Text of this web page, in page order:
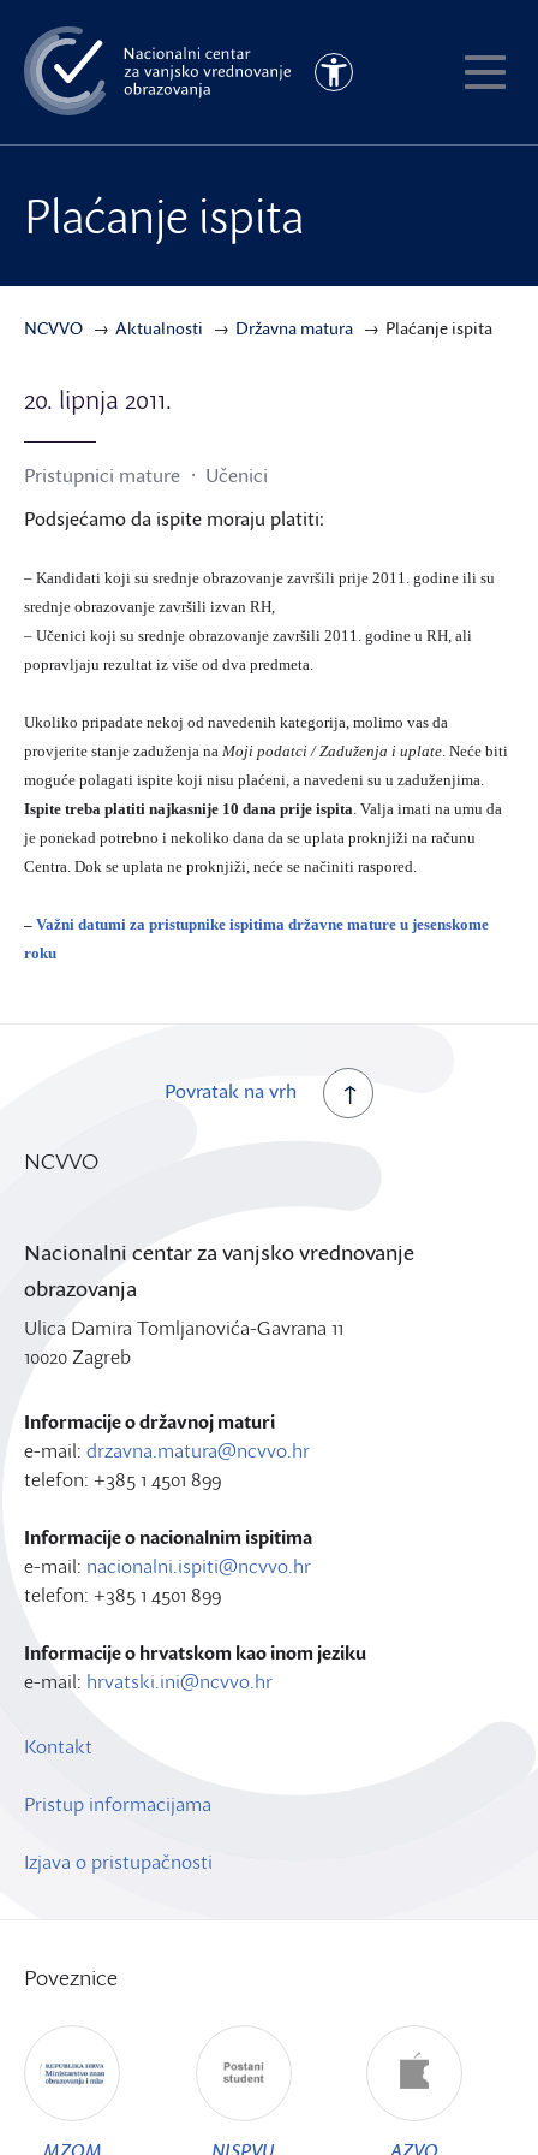
na
glavni
sadržaj
Pristupačnost
Plaćanje ispita
NCVVO Aktualnosti Državna matura Plaćanje ispita
20. lipnja 2011.
Pristupnici mature
Učenici
Podsjećamo da ispite moraju platiti:
– Kandidati koji su srednje obrazovanje završili prije 2011. godine ili su
srednje obrazovanje završili izvan RH,
– Učenici koji su srednje obrazovanje završili 2011. godine u RH, ali
popravljaju rezultat iz više od dva predmeta.
Ukoliko pripadate nekoj od navedenih kategorija, molimo vas da
provjerite stanje zaduženja na Moji podatci / Zaduženja i uplate. Neće biti
moguće polagati ispite koji nisu plaćeni, a navedeni su u zaduženjima.
Ispite treba platiti najkasnije 10 dana prije ispita. Valja imati na umu da
je ponekad potrebno i nekoliko dana da se uplata proknjiži na računu
Centra. Dok se uplata ne proknjiži, neće se načiniti raspored.
– Važni datumi za pristupnike ispitima državne mature u jesenskome
roku
Povratak na vrh
NCVVO
Nacionalni centar za vanjsko vrednovanje
obrazovanja
Ulica Damira Tomljanovića-Gavrana 11
10020 Zagreb
Informacije o državnoj maturi
e-mail: drzavna.matura@ncvvo.hr
telefon: +385 1 4501 899
Informacije o nacionalnim ispitima
e-mail: nacionalni.ispiti@ncvvo.hr
telefon: +385 1 4501 899
Informacije o hrvatskom kao inom jeziku
e-mail: hrvatski.ini@ncvvo.hr
Kontakt
Pristup informacijama
Izjava o pristupačnosti
Poveznice